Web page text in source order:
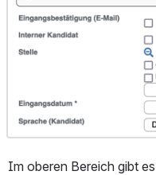
Im oberen Bereich gibt